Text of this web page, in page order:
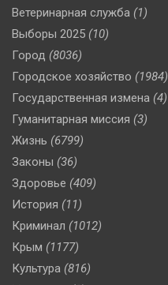
Ветеринарная служба (1)
Выборы 2025 (10)
Город (8036)
Городское хозяйство (1984)
Государственная измена (4)
Гуманитарная миссия (3)
Жизнь (6799)
Законы (36)
Здоровье (409)
История (11)
Криминал (1012)
Крым (1177)
Культура (816)